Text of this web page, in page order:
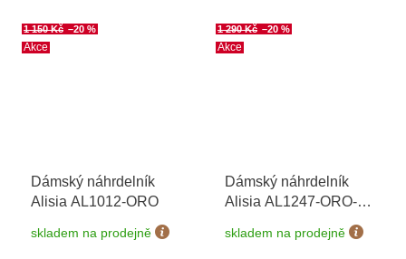
Akce
1 150 Kč –20 %
Dámský náhrdelník
Alisia AL1012-ORO
skladem na prodejně
Akce
1 290 Kč –20 %
Dámský náhrdelník
Alisia AL1247-ORO-
skladem na prodejně